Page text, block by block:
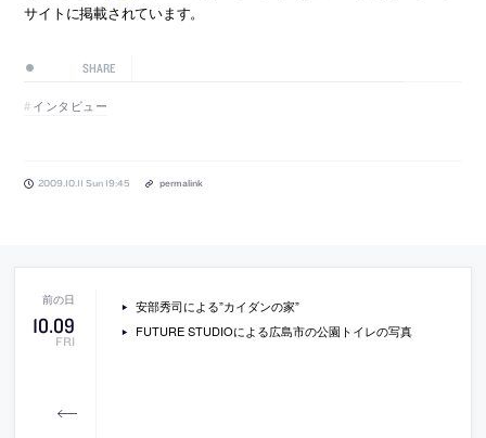
サイトに掲載されています。
SHARE
インタビュー
2009.10.11 Sun 19:45 permalink
10.09
FRI
安部秀司による”カイダンの家”
FUTURE STUDIOによる広島市の公園トイレの写真